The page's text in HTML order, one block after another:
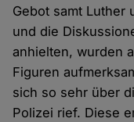
Gebot samt Luther
und die
anhielten, wurden
Figuren
sich so sehr über
Polizei rief. Diese